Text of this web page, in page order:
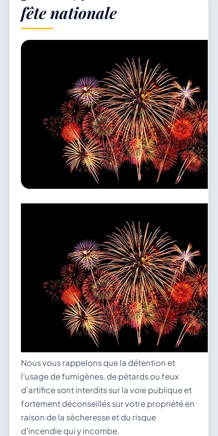
Démarches & Vie pratique
Vie locale & Associations
Découvrir la commune
SAMEDI 8 AOÛT 2026
Secrétariat ouvert
Lundi, mardi, jeudi, vendredi de 8h30 à 12h et
mairie@douvres.fr
140 Place de la Babillière, 01500 Douvres
Contacter la mairie
Le guichet des associations
publier une annonce
fête nationale
Nous vous rappelons que la détention et
l’usage de fumigènes, de pétards ou feux
d’artifice sont interdits sur la voie publique et
fortement déconseillés sur votre propriété en
raison de la sècheresse et du risque
d’incendie qui y incombe.